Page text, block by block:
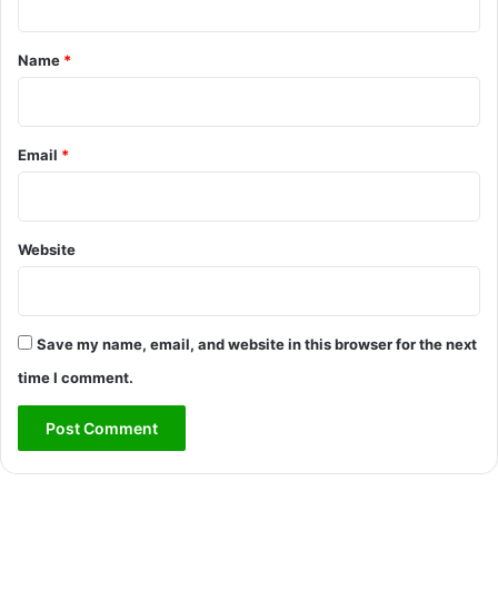
*
Name *
Email *
Website
Save my name, email, and website in this browser for the next
time I comment.